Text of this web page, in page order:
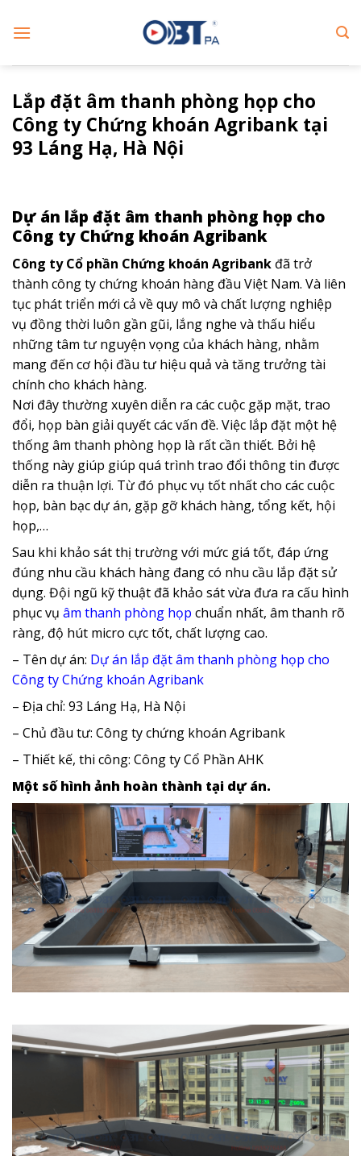
Lắp đặt âm thanh phòng họp cho
Công ty Chứng khoán Agribank tại
93 Láng Hạ, Hà Nội
Dự án lắp đặt âm thanh phòng họp cho
Công ty Chứng khoán Agribank
Công ty Cổ phần Chứng khoán Agribank đã trở
thành công ty chứng khoán hàng đầu Việt Nam. Và liên
tục phát triển mới cả về quy mô và chất lượng nghiệp
vụ đồng thời luôn gần gũi, lắng nghe và thấu hiểu
những tâm tư nguyện vọng của khách hàng, nhằm
mang đến cơ hội đầu tư hiệu quả và tăng trưởng tài
chính cho khách hàng.
Nơi đây thường xuyên diễn ra các cuộc gặp mặt, trao
đổi, họp bàn giải quyết các vấn đề. Việc lắp đặt một hệ
thống âm thanh phòng họp là rất cần thiết. Bởi hệ
thống này giúp giúp quá trình trao đổi thông tin được
diễn ra thuận lợi. Từ đó phục vụ tốt nhất cho các cuộc
họp, bàn bạc dự án, gặp gỡ khách hàng, tổng kết, hội
họp,…
Sau khi khảo sát thị trường với mức giá tốt, đáp ứng
đúng nhu cầu khách hàng đang có nhu cầu lắp đặt sử
dụng. Đội ngũ kỹ thuật đã khảo sát vừa đưa ra cấu hình
phục vụ âm thanh phòng họp chuẩn nhất, âm thanh rõ
ràng, độ hút micro cực tốt, chất lượng cao.
– Tên dự án: Dự án lắp đặt âm thanh phòng họp cho
Công ty Chứng khoán Agribank
– Địa chỉ: 93 Láng Hạ, Hà Nội
– Chủ đầu tư: Công ty chứng khoán Agribank
– Thiết kế, thi công: Công ty Cổ Phần AHK
Một số hình ảnh hoàn thành tại dự án.